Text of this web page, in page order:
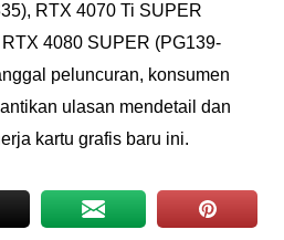
RTX 4070 Ti SUPER
4080 SUPER (PG139-
peluncuran, konsumen
ulasan mendetail dan
kartu grafis baru ini.